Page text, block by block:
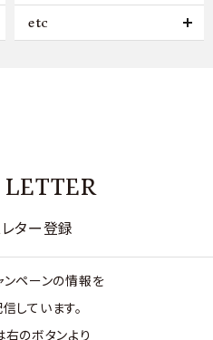
etc
ター登録
ペーンの情報を
しています。
のボタンより